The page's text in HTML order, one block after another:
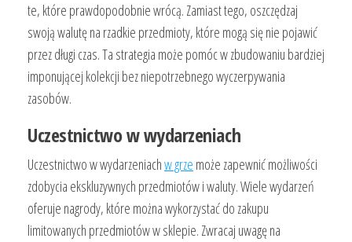
te, które prawdopodobnie wrócą. Zamiast tego, oszczędzaj
swoją walutę na rzadkie przedmioty, które mogą się nie pojawić
przez długi czas. Ta strategia może pomóc w zbudowaniu bardziej
imponującej kolekcji bez niepotrzebnego wyczerpywania
zasobów.
Uczestnictwo w wydarzeniach
Uczestnictwo w wydarzeniachw grze może zapewnić możliwości
zdobycia ekskluzywnych przedmiotów i waluty. Wiele wydarzeń
oferuje nagrody, które można wykorzystać do zakupu
limitowanych przedmiotów w sklepie. Zwracaj uwagę na